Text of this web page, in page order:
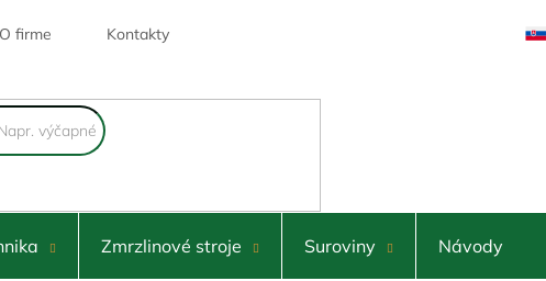
O firme Kontakty
Zmrzlinové stroje Suroviny Návody